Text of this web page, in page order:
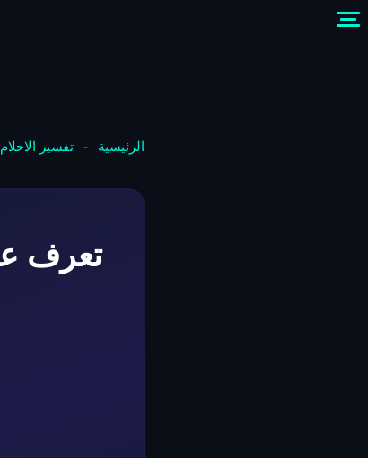
الرئيسية - تفسير الاحلام
تعرف